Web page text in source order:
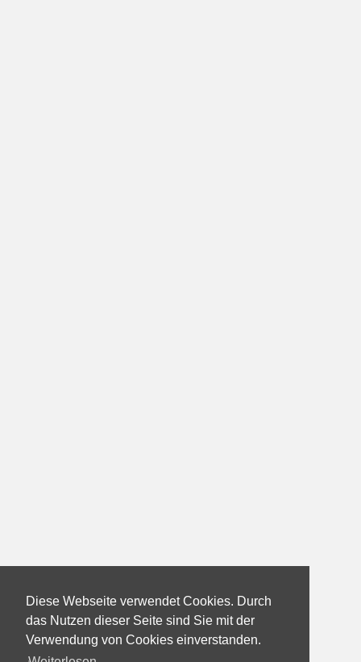
Diese Webseite verwendet Cookies. Durch
das Nutzen dieser Seite sind Sie mit der
Verwendung von Cookies einverstanden.